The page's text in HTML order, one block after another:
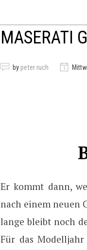
MASERATI
by peter ruch
Er kommt dann,
nach einem neuen
lange bleibt noch
Für das